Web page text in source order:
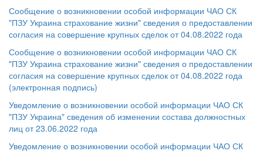
Сообщение о возникновении особой информации ЧАО СК
"ПЗУ Украина страхование жизни" сведения о предоставлении
согласия на совершение крупных сделок от 04.08.2022 года
Сообщение о возникновении особой информации ЧАО СК
"ПЗУ Украина страхование жизни" сведения о предоставлении
согласия на совершение крупных сделок от 04.08.2022 года
(электронная подпись)
Уведомление о возникновении особой информации ЧАО СК
"ПЗУ Украина" сведения об изменении состава должностных
лиц от 23.06.2022 года
Уведомление о возникновении особой информации ЧАО СК